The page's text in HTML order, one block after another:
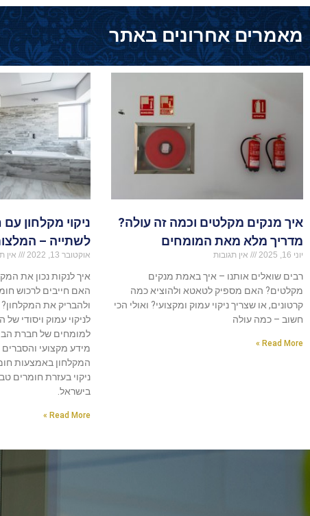
מאמרים אחרונים באתר
איך מנקים מקלטים וכמה זה עולה?
מדריך מלא מאת המומחים
יוני 16, 2025 אין תגובות
רבים שואלים אותנו – איך באמת מנקים
מקלטים? האם מספיק לטאטא ולהוציא כמה
קרטונים, או שצריך ניקוי עמוק ומקצועי? ואולי הכי
חשוב – כמה עולה
Read More »
ניקוי מקלחון
לשתייה –
אוקטובר 13, 2022 אין
איך לנקות נכון את
האם חייבים לרכוש
ולהבריק את
לניקוי עמוק ויסודי של
למומחים של חברת
מידע מקצועי והסברים
המקלחון באמצעות
ניקוי בעזרת חומרים
בישראל.
Read More »